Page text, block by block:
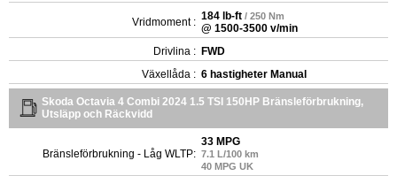
Vridmoment : 184 lb-ft / 250 Nm
@ 1500-3500 v/min
Drivlina : FWD
Växellåda : 6 hastigheter Manual
Skoda Octavia 4 Combi 2024 1.5 TSI 150HP Bränsleförbrukning,
Utsläpp och Räckvidd
Bränsleförbrukning - Låg WLTP:
33 MPG
7.1 L/100 km
40 MPG UK